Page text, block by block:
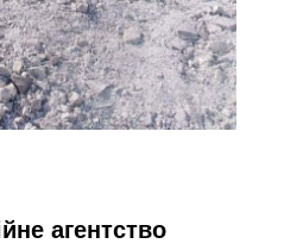
агентство